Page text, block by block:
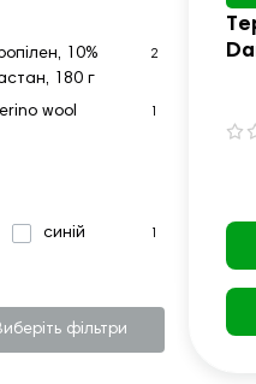
10%
180 г
2
wool
синій
фільтри